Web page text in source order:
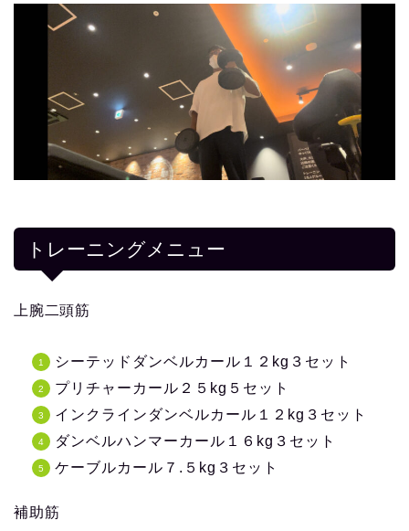
トレーニングメニュー
上腕二頭筋
シーテッドダンベルカール１２kg３セット
プリチャーカール２５kg５セット
インクラインダンベルカール１２kg３セット
ダンベルハンマーカール１６kg３セット
ケーブルカール７.５kg３セット
補助筋